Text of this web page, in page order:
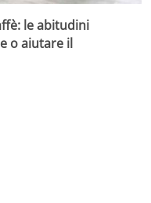
le abitudini
o aiutare il